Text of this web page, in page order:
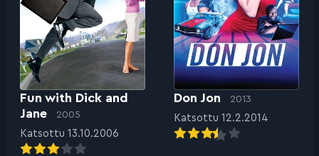
Fun with Dick and
Jane
2005
Katsottu 13.10.2006
Don Jon 2013
Katsottu 12.2.2014